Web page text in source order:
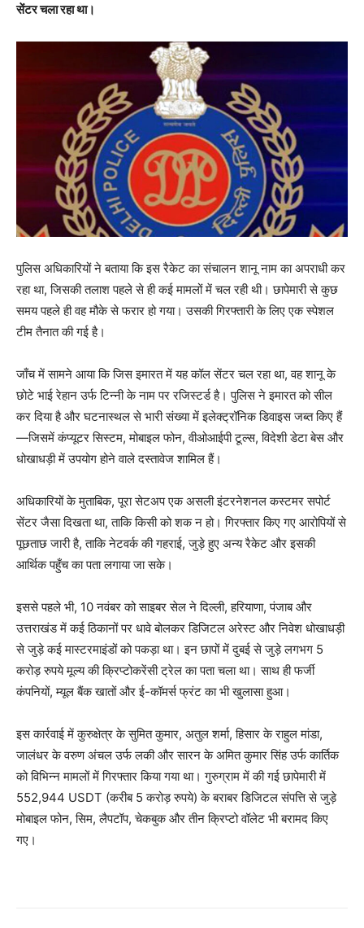
सेंटर चला रहा था।
पुलिस अधिकारियों ने बताया कि इस रैकेट का संचालन शानू नाम का अपराधी कर
रहा था, जिसकी तलाश पहले से ही कई मामलों में चल रही थी। छापेमारी से कुछ
समय पहले ही वह मौके से फरार हो गया। उसकी गिरफ्तारी के लिए एक स्पेशल
टीम तैनात की गई है।
जाँच में सामने आया कि जिस इमारत में यह कॉल सेंटर चल रहा था, वह शानू के
छोटे भाई रेहान उर्फ टिन्नी के नाम पर रजिस्टर्ड है। पुलिस ने इमारत को सील
कर दिया है और घटनास्थल से भारी संख्या में इलेक्ट्रॉनिक डिवाइस जब्त किए हैं
—जिसमें कंप्यूटर सिस्टम, मोबाइल फोन, वीओआईपी टूल्स, विदेशी डेटा बेस और
धोखाधड़ी में उपयोग होने वाले दस्तावेज शामिल हैं।
अधिकारियों के मुताबिक, पूरा सेटअप एक असली इंटरनेशनल कस्टमर सपोर्ट
सेंटर जैसा दिखता था, ताकि किसी को शक न हो। गिरफ्तार किए गए आरोपियों से
पूछताछ जारी है, ताकि नेटवर्क की गहराई, जुड़े हुए अन्य रैकेट और इसकी
आर्थिक पहुँच का पता लगाया जा सके।
इससे पहले भी, 10 नवंबर को साइबर सेल ने दिल्ली, हरियाणा, पंजाब और
उत्तराखंड में कई ठिकानों पर धावे बोलकर डिजिटल अरेस्ट और निवेश धोखाधड़ी
से जुड़े कई मास्टरमाइंडों को पकड़ा था। इन छापों में दुबई से जुड़े लगभग 5
करोड़ रुपये मूल्य की क्रिप्टोकरेंसी ट्रेल का पता चला था। साथ ही फर्जी
कंपनियों, म्यूल बैंक खातों और ई-कॉमर्स फ्रंट का भी खुलासा हुआ।
इस कार्रवाई में कुरुक्षेत्र के सुमित कुमार, अतुल शर्मा, हिसार के राहुल मांडा,
जालंधर के वरुण अंचल उर्फ लकी और सारन के अमित कुमार सिंह उर्फ कार्तिक
को विभिन्न मामलों में गिरफ्तार किया गया था। गुरुग्राम में की गई छापेमारी में
552,944 USDT (करीब 5 करोड़ रुपये) के बराबर डिजिटल संपत्ति से जुड़े
मोबाइल फोन, सिम, लैपटॉप, चेकबुक और तीन क्रिप्टो वॉलेट भी बरामद किए
गए।